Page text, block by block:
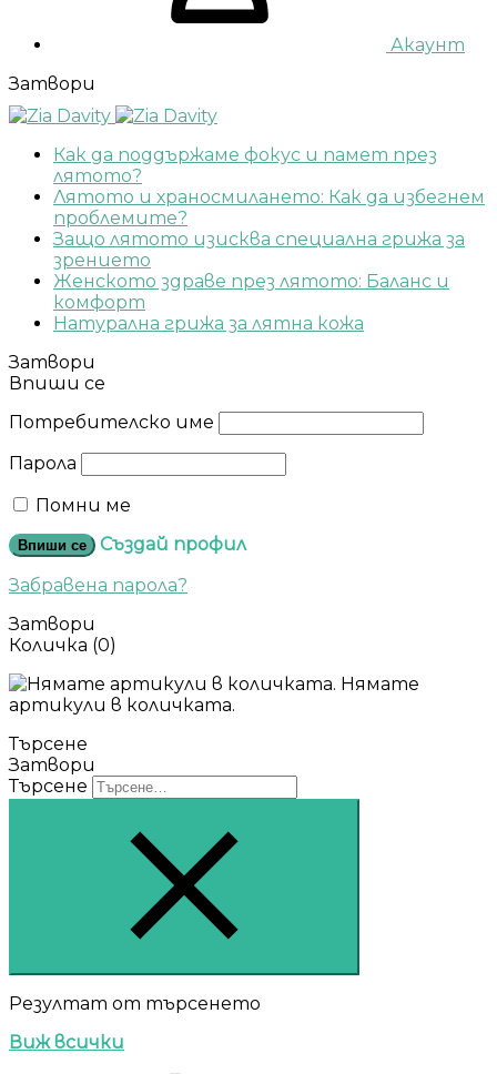
Акаунт
Затвори
Как да поддържаме фокус и памет през
лятото?
Лятото и храносмилането: Как да избегнем
проблемите?
Защо лятото изисква специална грижа за
зрението
Женското здраве през лятото: Баланс и
комфорт
Натурална грижа за лятна кожа
Затвори
Впиши се
Потребителско име
Парола
Помни ме
Впиши се
Създай профил
Забравена парола?
Затвори
Количка (0)
Нямате
артикули в количката.
Търсене
Затвори
Търсене
Резултат от търсенето
Виж всички